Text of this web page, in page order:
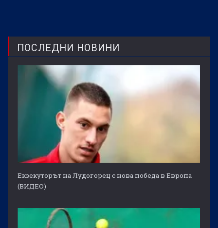
ПОСЛЕДНИ НОВИНИ
Екзекуторът на Лудогорец с нова победа в Европа
(ВИДЕО)